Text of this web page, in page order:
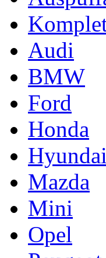
Audi
BMW
Ford
Honda
Hyundai
Mazda
Mini
Opel